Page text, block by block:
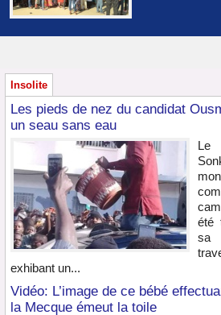
Insolite
Les pieds de nez du candidat
un seau sans eau
Le
été
sa
exhibant un...
Vidéo: L’image de ce bébé
la Mecque émeut la toile